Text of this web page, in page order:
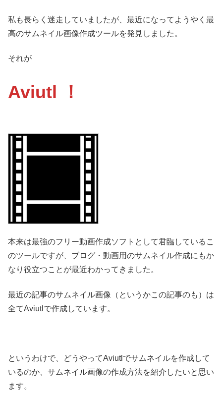
私も長らく迷走していましたが、最近になってようやく最
高のサムネイル画像作成ツールを発見しました。
それが
Aviutl ！
本来は最強のフリー動画作成ソフトとして君臨しているこ
のツールですが、ブログ・動画用のサムネイル作成にもか
なり役立つことが最近わかってきました。
最近の記事のサムネイル画像（というかこの記事のも）は
全てAviutlで作成しています。
というわけで、どうやってAviutlでサムネイルを作成して
いるのか、サムネイル画像の作成方法を紹介したいと思い
ます。